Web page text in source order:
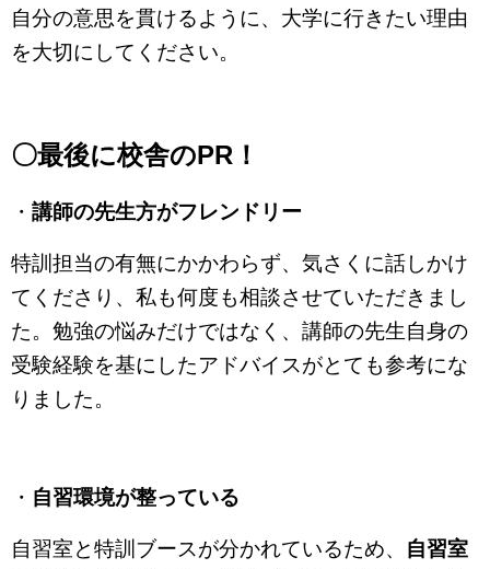
自分の意思を貫けるように、大学に行きたい理由
を大切にしてください。
〇最後に校舎のPR！
・ 講師の先生方がフレンドリー
特訓担当の有無にかかわらず、気さくに話しかけ
てくださり、私も何度も相談させていただきまし
た。勉強の悩みだけではなく、講師の先生自身の
受験経験を基にしたアドバイスがとても参考にな
りました。
・ 自習環境が整っている
自習室と特訓ブースが分かれているため、 自習室